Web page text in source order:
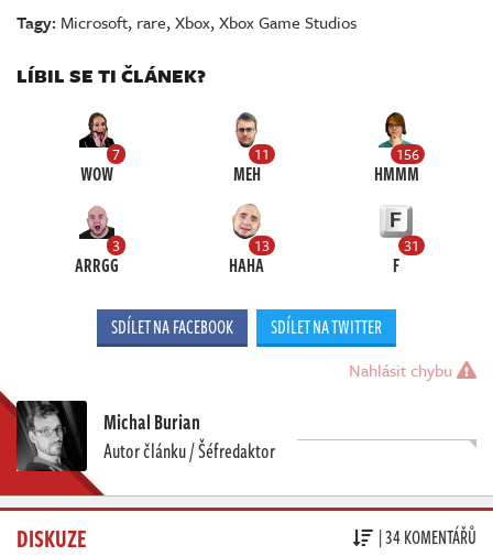
Tagy: Microsoft, rare,Xbox,Xbox Game Studios
LÍBIL SE TI ČLÁNEK?
7
WOW
11
MEH
156
HMMM
3
ARRGG
13
HAHA
31
F
SDÍLET NA FACEBOOK SDÍLET NA TWITTER
Nahlásit chybu
Michal Burian
Autor článku / Šéfredaktor
DISKUZE | 34 KOMENTÁŘŮ